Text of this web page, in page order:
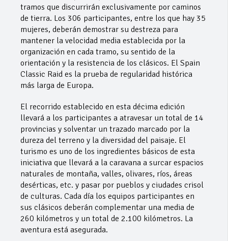
tramos que discurrirán exclusivamente por caminos
de tierra. Los 306 participantes, entre los que hay 35
mujeres, deberán demostrar su destreza para
mantener la velocidad media establecida por la
organización en cada tramo, su sentido de la
orientación y la resistencia de los clásicos. El Spain
Classic Raid es la prueba de regularidad histórica
más larga de Europa.
El recorrido establecido en esta décima edición
llevará a los participantes a atravesar un total de 14
provincias y solventar un trazado marcado por la
dureza del terreno y la diversidad del paisaje. El
turismo es uno de los ingredientes básicos de esta
iniciativa que llevará a la caravana a surcar espacios
naturales de montaña, valles, olivares, ríos, áreas
desérticas, etc. y pasar por pueblos y ciudades crisol
de culturas. Cada día los equipos participantes en
sus clásicos deberán complementar una media de
260 kilómetros y un total de 2.100 kilómetros. La
aventura está asegurada.